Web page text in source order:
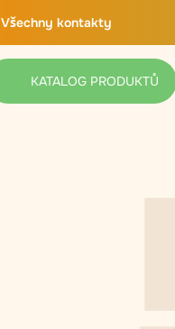
Všechny kontakty
KATALOG PRODUKTŮ